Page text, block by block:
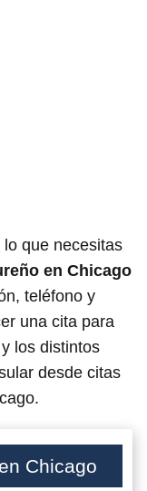
que necesitas
en Chicago
teléfono y
una cita para
los distintos
desde citas
Chicago